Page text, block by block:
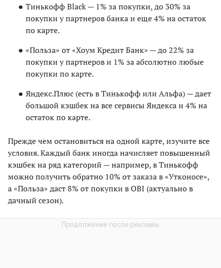
Тинькофф Black — 1% за покупки, до 30% за
покупки у партнеров банка и еще 4% на остаток
по карте.
«Польза» от «Хоум Кредит Банк» — до 22% за
покупки у партнеров и 1% за абсолютно любые
покупки по карте.
Яндекс.Плюс (есть в Тинькофф или Альфа) — дает
большой кэшбек на все сервисы Яндекса и 4% на
остаток по карте.
Прежде чем остановиться на одной карте, изучите все
условия. Каждый банк иногда начисляет повышенный
кэшбек на ряд категорий — например, в Тинькофф
можно получить обратно 10% от заказа в «Утконосе»,
а «Польза» даст 8% от покупки в OBI (актуально в
дачный сезон).